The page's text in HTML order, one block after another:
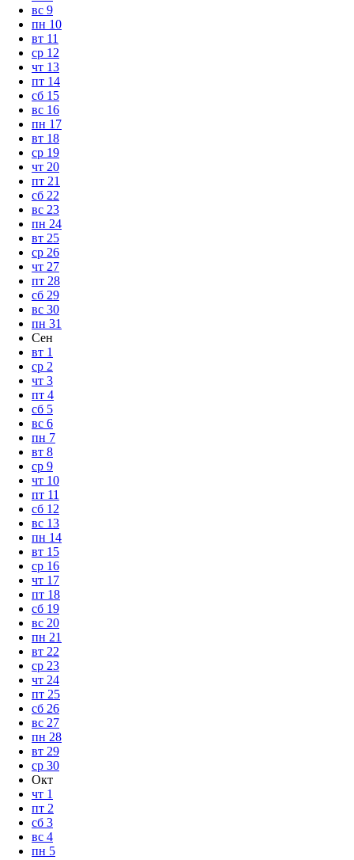
вс 9
пн 10
вт 11
ср 12
чт 13
пт 14
сб 15
вс 16
пн 17
вт 18
ср 19
чт 20
пт 21
сб 22
вс 23
пн 24
вт 25
ср 26
чт 27
пт 28
сб 29
вс 30
пн 31
Сен
вт 1
ср 2
чт 3
пт 4
сб 5
вс 6
пн 7
вт 8
ср 9
чт 10
пт 11
сб 12
вс 13
пн 14
вт 15
ср 16
чт 17
пт 18
сб 19
вс 20
пн 21
вт 22
ср 23
чт 24
пт 25
сб 26
вс 27
пн 28
вт 29
ср 30
Окт
чт 1
пт 2
сб 3
вс 4
пн 5